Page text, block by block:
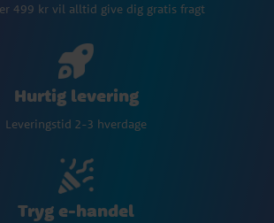
499 kr vil alltid give dig gratis fragt
Hurtig levering
Leveringstid 2-3 hverdage
Tryg e-handel